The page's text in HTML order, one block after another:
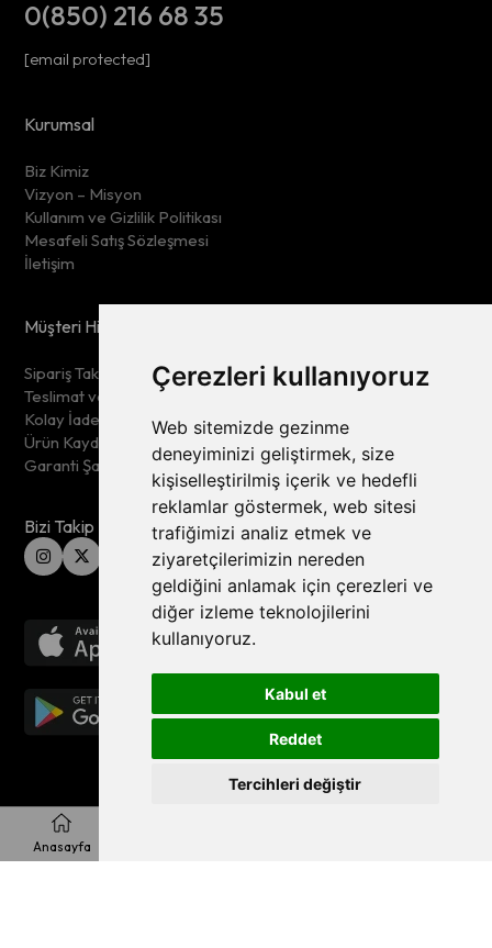
Çerezleri kullanıyoruz
Web sitemizde gezinme
deneyiminizi geliştirmek, size
kişiselleştirilmiş içerik ve hedefli
reklamlar göstermek, web sitesi
trafiğimizi analiz etmek ve
ziyaretçilerimizin nereden
geldiğini anlamak için çerezleri ve
diğer izleme teknolojilerini
kullanıyoruz.
Kabul et
Reddet
Tercihleri değiştir
0(850) 216 68 35
[email protected]
Kurumsal
Biz Kimiz
Vizyon – Misyon
Kullanım ve Gizlilik Politikası
Mesafeli Satış Sözleşmesi
İletişim
Müşteri Hizmetleri
Sipariş Takip
Teslimat ve İade Şartları
Kolay İade
Ürün Kaydet
Garanti Şartları
Bizi Takip Edin
© 2026 Wero Tech , All Rights Reserved
Anasayfa